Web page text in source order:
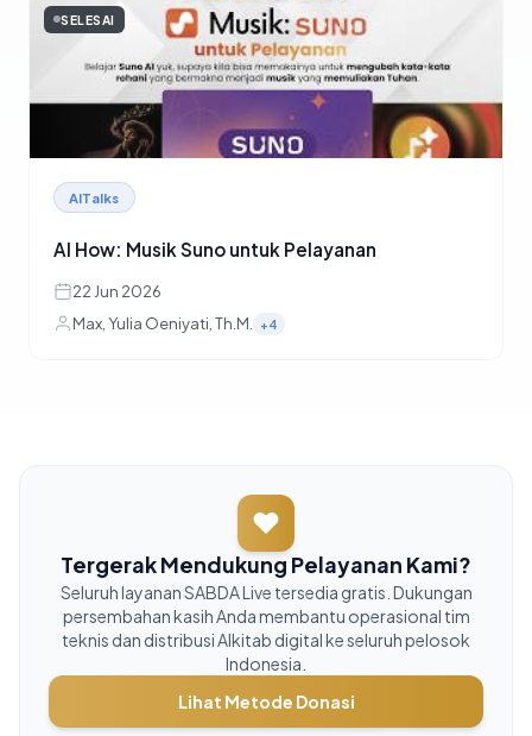
SELESAI
AITalks
AI How: Musik Suno untuk Pelayanan
22 Jun 2026
Max, Yulia Oeniyati, Th.M.
+4
Tergerak Mendukung Pelayanan Kami?
Seluruh layanan SABDA Live tersedia gratis. Dukungan
persembahan kasih Anda membantu operasional tim
teknis dan distribusi Alkitab digital ke seluruh pelosok
Indonesia.
Lihat Metode Donasi